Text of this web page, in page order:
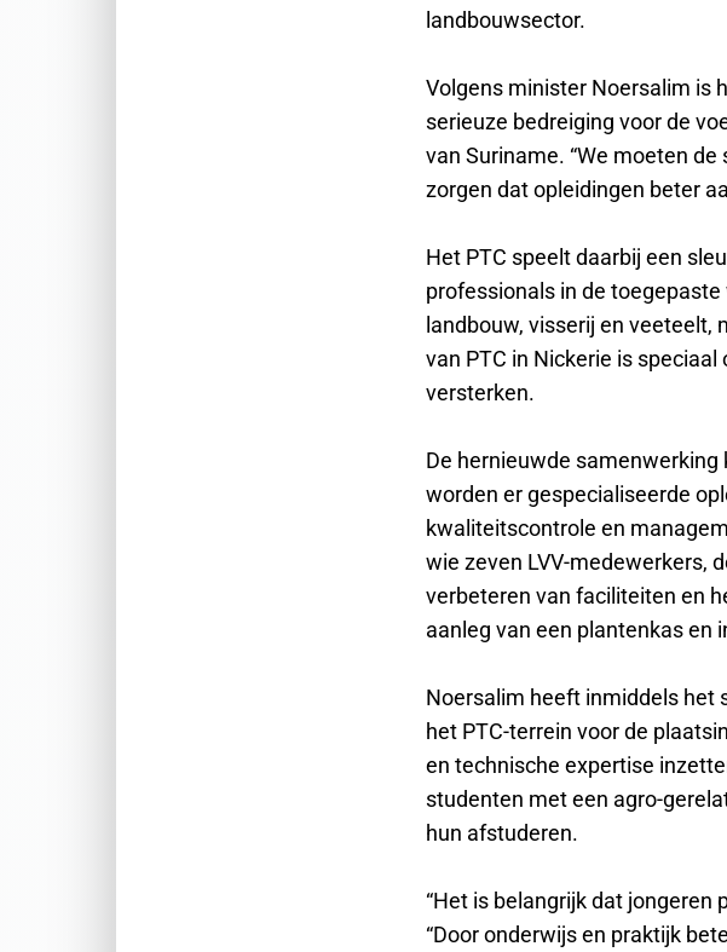
landbouwsector.
Volgens minister Noersalim is
serieuze bedreiging voor de
van Suriname. “We moeten
zorgen dat opleidingen beter
Het PTC speelt daarbij een
professionals in de
landbouw, visserij en
van PTC in Nickerie is
versterken.
De hernieuwde
worden er gespecialiseerde
kwaliteitscontrole en
wie zeven LVV-medewerkers,
verbeteren van faciliteiten en
aanleg van een plantenkas en
Noersalim heeft inmiddels het
het PTC-terrein voor de
en technische expertise
studenten met een agro-
hun afstuderen.
“Het is belangrijk dat jongeren
“Door onderwijs en praktijk